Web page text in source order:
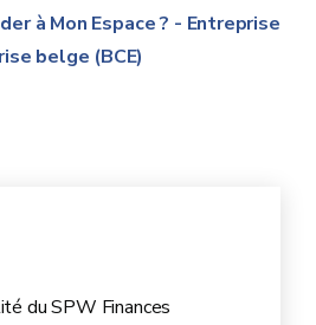
(pompe
unique)
1.154,10
à Mon Espace ? - Entreprise
belge (BCE)
du SPW Finances